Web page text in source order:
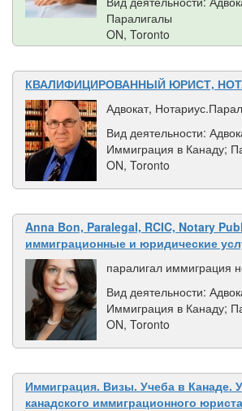
Паралигалы
ON, Toronto
КВАЛИФИЦИРОВАННЫЙ ЮРИСТ,
Адвокат,
Вид деятельности:
Иммиграция в Канаду;
ON, Toronto
Anna Bon, Paralegal, RCIC, Notary
иммиграционные и юридические
паралигал иммиграция
Вид деятельности:
Иммиграция в Канаду;
ON, Toronto
Иммиграция. Визы. Учеба в Канаде.
канадского иммиграционного